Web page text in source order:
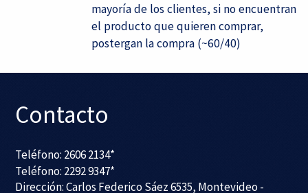
mayoría de los clientes, si no encuentran
el producto que quieren comprar,
postergan la compra (~60/40)
Contacto
Teléfono: 2606 2134*
Teléfono: 2292 9347*
Dirección: Carlos Federico Sáez 6535, Montevideo -